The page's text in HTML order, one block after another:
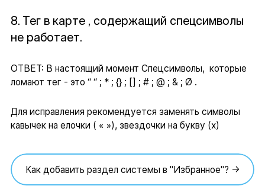
8. Тег в карте , содержащий спецсимволы
не работает.
ОТВЕТ: В настоящий момент Спецсимволы, которые
ломают тег - это “ “ ; * ; {} ; [] ; # ; @ ; & ; Ø .
Для исправления рекомендуется заменять символы
кавычек на елочки ( « »), звездочки на букву (х)
Как добавить раздел системы в "Избранное"? →